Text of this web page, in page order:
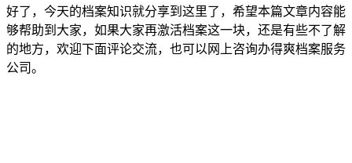
好了，今天的档案知识就分享到这里了，希望本篇文章内容能
够帮助到大家，如果大家再激活档案这一块，还是有些不了解
的地方，欢迎下面评论交流，也可以网上咨询办得爽档案服务
公司。